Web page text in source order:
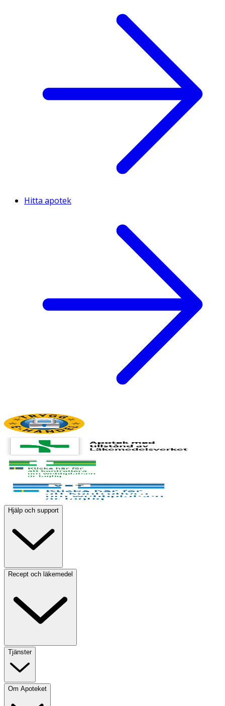
Hitta apotek
Hjälp och support
Recept och läkemedel
Tjänster
Om Apoteket